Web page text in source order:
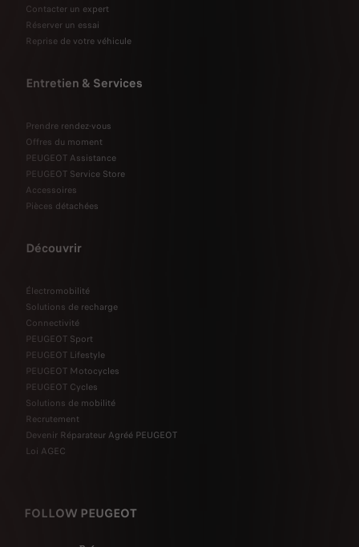
Contacter un expert
Réserver un essai
Reprise de votre véhicule
Entretien & Services
Prendre rendez-vous
Offres du moment
PEUGEOT Assistance
PEUGEOT Service Store
Accessoires
Pièces détachées
Découvrir
Électromobilité
Solutions de recharge
Connectivité
PEUGEOT Sport
PEUGEOT Lifestyle
PEUGEOT Motocycles
PEUGEOT Cycles
Solutions de mobilité
Recrutement
Devenir Réparateur Agréé PEUGEOT
Loi AGEC
FOLLOW PEUGEOT